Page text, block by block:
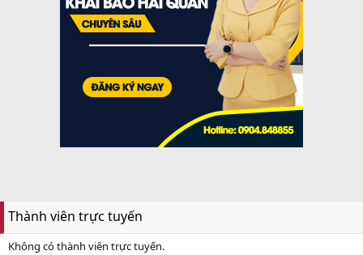
Thành viên trực tuyến
Không có thành viên trực tuyến.